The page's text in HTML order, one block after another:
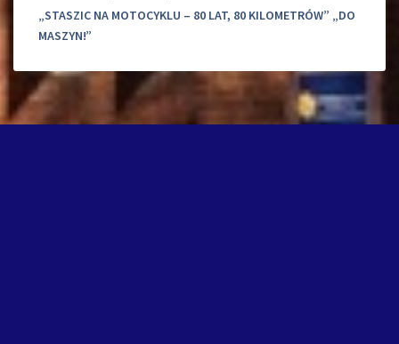
„STASZIC NA MOTOCYKLU – 80 LAT, 80 KILOMETRÓW” „DO
MASZYN!”